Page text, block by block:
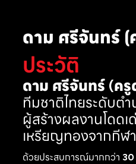
ดาม ศรีจันทร์ (
ประวัติ
ดาม ศรีจันทร์ (ครู
ทีมชาติไทยระดับตำ
ผู้สร้างผลงานโดด
เหรียญทองจากกีฬ
ด้วยประสบการณ์มากกว่า 30